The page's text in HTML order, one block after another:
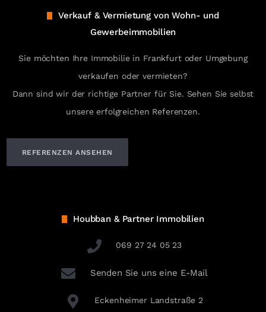
Verkauf & Vermietung von Wohn- und
Gewerbeimmobilien
Sie möchten Ihre Immobilie in Frankfurt oder Umgebung
verkaufen oder vermieten?
Dann sind wir der richtige Partner für Sie. Sehen Sie selbst
unsere erfolgreichen Referenzen.
REFERENZEN ANSEHEN
Houbban & Partner Immobilien
069 27 24 05 23
Senden Sie uns eine E-Mail
Eckenheimer Landstraße 2